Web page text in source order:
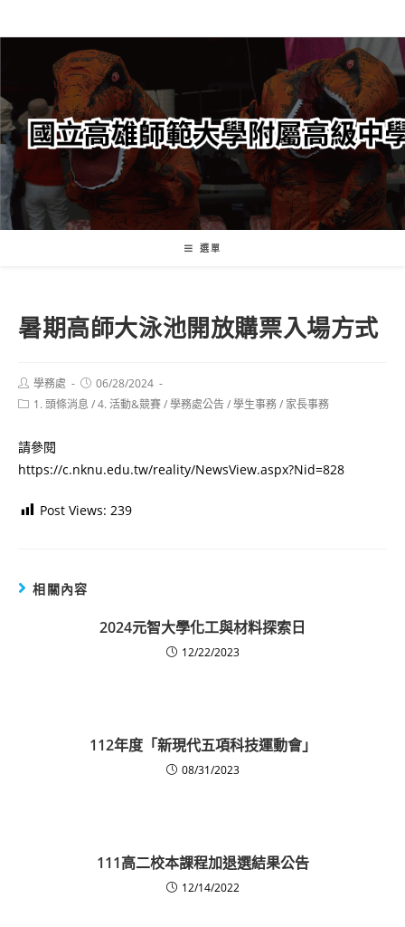
轉
要
內
容
選單
暑期高師大泳池開放購票入場方式
Post
author:
學務處
Post
published:
06/28/2024
Post1. 頭條消息 /4. 活動&競賽/學務處公告/學生事務/ 家長事務
請參閱
https://c.nknu.edu.tw/reality/NewsView.aspx?Nid=828
Post Views: 239
相關內容
2024元智大學化工與材料探索日
12/22/2023
112年度「新現代五項科技運動會」
08/31/2023
111高二校本課程加退選結果公告
12/14/2022